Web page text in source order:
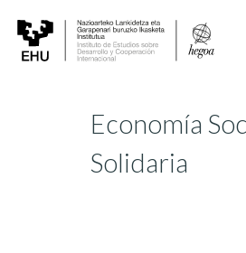
Economía
Solidaria